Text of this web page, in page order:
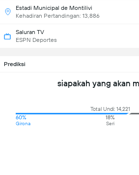
Estadi Municipal de Montilivi
Kehadiran Pertandingan: 13,886
Saluran TV
ESPN Deportes
Prediksi
siapakah yang akan
Total Undi: 14,221
60%
Girona
18%
Seri